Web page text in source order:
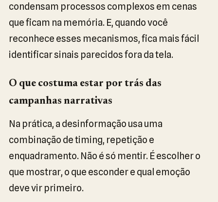
condensam processos complexos em cenas
que ficam na memória. E, quando você
reconhece esses mecanismos, fica mais fácil
identificar sinais parecidos fora da tela.
O que costuma estar por trás das
campanhas narrativas
Na prática, a desinformação usa uma
combinação de timing, repetição e
enquadramento. Não é só mentir. É escolher o
que mostrar, o que esconder e qual emoção
deve vir primeiro.